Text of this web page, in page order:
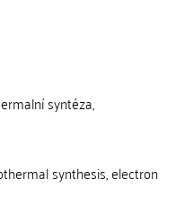
syntéza,
synthesis, electron